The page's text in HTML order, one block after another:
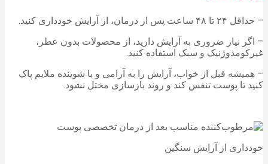
– حداقل ۲۴ تا ۴۸ ساعت پس از درمان، از آرایش خودداری کنید.
– اگر نیاز ضروری به آرایش دارید، از محصولات بدون عطر،
غیرکومدوژنیک و سبک استفاده کنید.
– همیشه قبل از خواب، آرایش را به آرامی و با شوینده ملایم پاک
کنید تا پوست تنفس کند و روند بازسازی مختل نشود.
خودداری از آرایش سنگین